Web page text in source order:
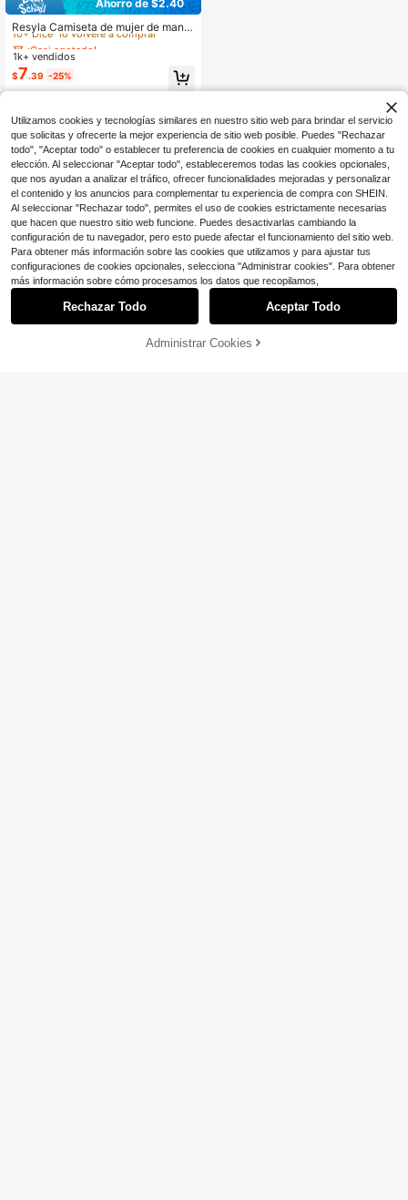
Ahorro de $2.40
Resyla Camiseta de mujer de mang
a corta ajustada con cuello polo de
unicolor
¡Casi agotado!
10+ Dice "lo volveré a comprar"
¡Casi agotado!
10+ Dice "lo volveré a comprar"
¡Casi agotado!
10+ Dice "lo volveré a comprar"
¡Casi agotado!
10+ Dice "lo volveré a comprar"
1k+ vendidos
$7.39 -25%
¡49% DE DESCUENTO!
Utilizamos cookies y tecnologías similares en nuestro sitio web para brindar el servicio
que solicitas y ofrecerte la mejor experiencia de sitio web posible. Puedes "Rechazar
todo", "Aceptar todo" o establecer tu preferencia de cookies en cualquier momento a tu
elección. Al seleccionar "Aceptar todo", estableceremos todas las cookies opcionales,
que nos ayudan a analizar el tráfico, ofrecer funcionalidades mejoradas y personalizar
el contenido y los anuncios para complementar tu experiencia de compra con SHEIN.
Al seleccionar "Rechazar todo", permites el uso de cookies estrictamente necesarias
que hacen que nuestro sitio web funcione. Puedes desactivarlas cambiando la
configuración de tu navegador, pero esto puede afectar el funcionamiento del sitio web.
Para obtener más información sobre las cookies que utilizamos y para ajustar tus
configuraciones de cookies opcionales, selecciona "Administrar cookies". Para obtener
más información sobre cómo procesamos los datos que recopilamos,
Rechazar Todo Aceptar Todo
Administrar Cookies